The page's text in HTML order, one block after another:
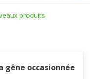
produits
gêne occasionnée